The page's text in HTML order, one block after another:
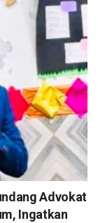
Advokat
Ingatkan